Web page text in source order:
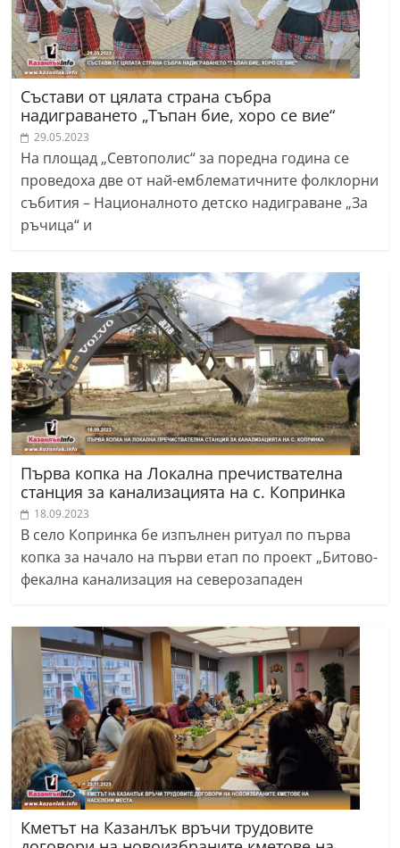
Състави от цялата страна събра
надиграването „Тъпан бие, хоро се вие“
29.05.2023
На площад „Севтополис“ за поредна година се
проведоха две от най-емблематичните фолклорни
събития – Националното детско надиграване „За
ръчица“ и
Първа копка на Локална пречиствателна
станция за канализацията на с. Копринка
18.09.2023
В село Копринка бе изпълнен ритуал по първа
копка за начало на първи етап по проект „Битово-
фекална канализация на северозападен
Кметът на Казанлък връчи трудовите